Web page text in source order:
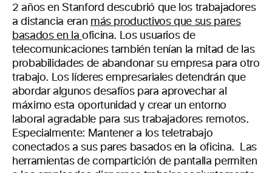
2 años en Stanford descubrió que los trabajadores
a distancia eran más productivos que sus pares
basados en la oficina. Los usuarios de
telecomunicaciones también tenían la mitad de las
probabilidades de abandonar su empresa para otro
trabajo. Los líderes empresariales detendrán que
abordar algunos desafíos para aprovechar al
máximo esta oportunidad y crear un entorno
laboral agradable para sus trabajadores remotos.
Especialmente: Mantener a los teletrabajo
conectados a sus pares basados en la oficina.
Las
herramientas de compartición de pantalla permiten